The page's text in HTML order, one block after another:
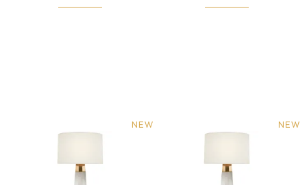
NEW NEW